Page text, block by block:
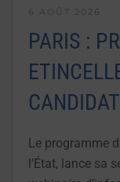
PARIS :
Le programme
l’État, lance sa